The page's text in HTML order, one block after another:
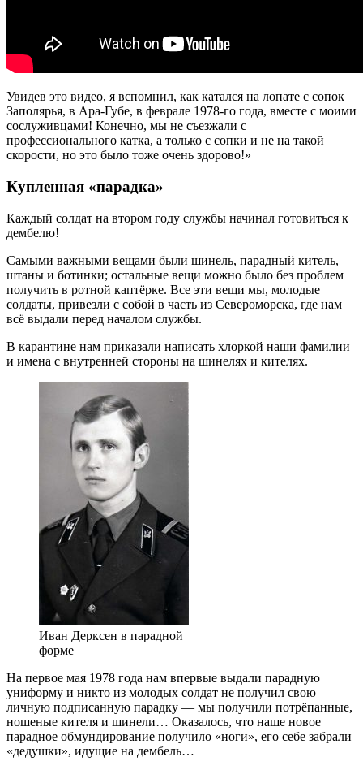
Увидев это видео, я вспомнил, как катался на лопате с сопок
Заполярья, в Ара-Губе, в феврале 1978-го года, вместе с моими
сослуживцами! Конечно, мы не съезжали с
профессионального катка, а только с сопки и не на такой
скорости, но это было тоже очень здорово!»
Купленная «парадка»
Каждый солдат на втором году службы начинал готовиться к
дембелю!
Самыми важными вещами были шинель, парадный китель,
штаны и ботинки; остальные вещи можно было без проблем
получить в ротной каптёрке. Все эти вещи мы, молодые
солдаты, привезли с собой в часть из Североморска, где нам
всё выдали перед началом службы.
В карантине нам приказали написать хлоркой наши фамилии
и имена с внутренней стороны на шинелях и кителях.
Иван Дерксен в парадной
форме
На первое мая 1978 года нам впервые выдали парадную
униформу и никто из молодых солдат не получил свою
личную подписанную парадку — мы получили потрёпанные,
ношеные кителя и шинели… Оказалось, что наше новое
парадное обмундирование получило «ноги», его себе забрали
«дедушки», идущие на дембель…